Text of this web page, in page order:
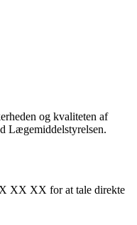
og kvaliteten af
Lægemiddelstyrelsen.
XX XX for at tale direkte